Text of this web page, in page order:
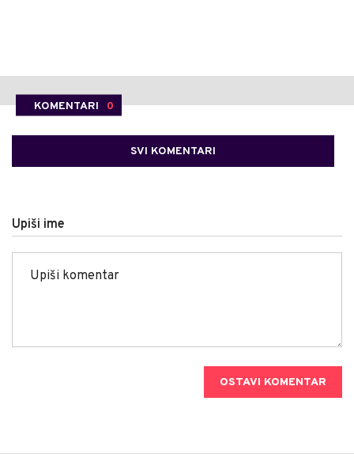
KOMENTARI 0
SVI KOMENTARI
Upiši ime
OSTAVI KOMENTAR